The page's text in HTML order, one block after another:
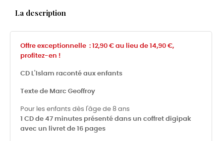
La description
Offre exceptionnelle : 12,90 € au lieu de 14,90 €,
profitez-en !
CD L'Islam raconté aux enfants
Texte de Marc Geoffroy
Pour les enfants dès l'âge de 8 ans
1 CD de 47 minutes présenté dans un coffret digipak
avec un livret de 16 pages